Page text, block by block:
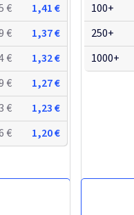
€
1,41 €
€
1,37 €
€
1,32 €
€
1,27 €
€
1,23 €
€
1,20 €
100+
250+
1000+